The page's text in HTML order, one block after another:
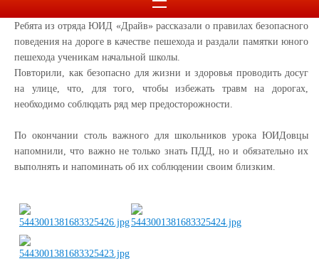
Ребята из отряда ЮИД «Драйв» рассказали о правилах безопасного
поведения на дороге в качестве пешехода и раздали памятки юного
пешехода ученикам начальной школы.
Повторили, как безопасно для жизни и здоровья проводить досуг
на улице, что, для того, чтобы избежать травм на дорогах,
необходимо соблюдать ряд мер предосторожности.
По окончании столь важного для школьников урока ЮИДовцы
напомнили, что важно не только знать ПДД, но и обязательно их
выполнять и напоминать об их соблюдении своим близким.